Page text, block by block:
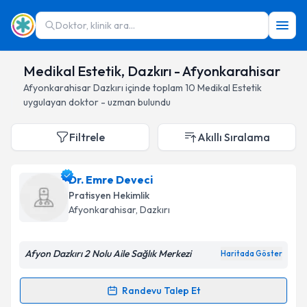
Doktor, klinik ara...
Medikal Estetik, Dazkırı - Afyonkarahisar
AfyonkarahisarDazkırı içinde toplam 10 Medikal Estetik
uygulayan doktor - uzman bulundu
Filtrele Akıllı Sıralama
Dr. Emre Deveci
Pratisyen Hekimlik
Afyonkarahisar, Dazkırı
Afyon Dazkırı 2 Nolu Aile Sağlık Merkezi Haritada Göster
Randevu Talep Et
Randevu Takvimi Talebi